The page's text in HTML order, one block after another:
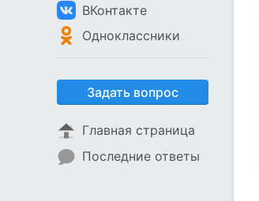
ВКонтакте
Одноклассники
Задать вопрос
Главная страница
Последние ответы